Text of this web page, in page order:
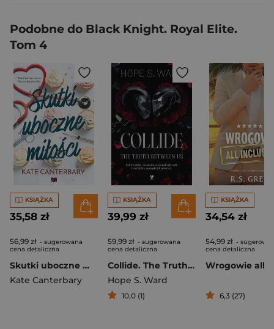
Podobne do Black Knight. Royal Elite.
Tom 4
KSIĄŻKA
35,58 zł
56,99 zł - sugerowana
cena detaliczna
Skutki uboczne miłości
Kate Canterbary
KSIĄŻKA
39,99 zł
59,99 zł - sugerowana
cena detaliczna
Collide. The Truth Between Us
Hope S. Ward
10,0 (1)
KSIĄŻKA
34,54 zł
54,99 zł -
cena detaliczna
6,3 (27)